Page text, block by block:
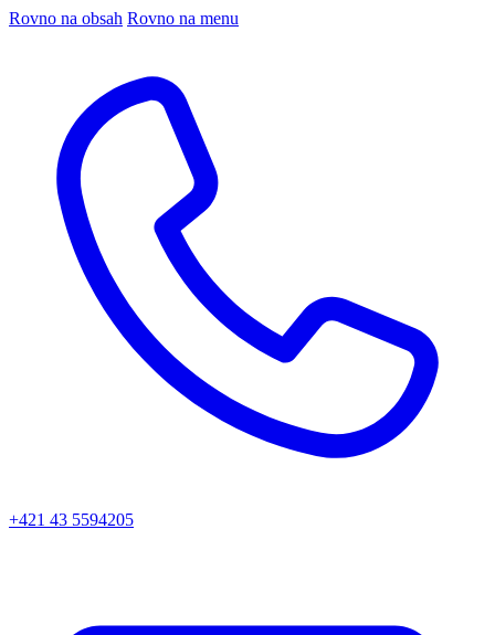
Rovno na obsah Rovno na menu
+421 43 5594205